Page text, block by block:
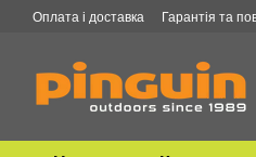
Перейти до основного контенту
Оплата і доставка Гарантія та